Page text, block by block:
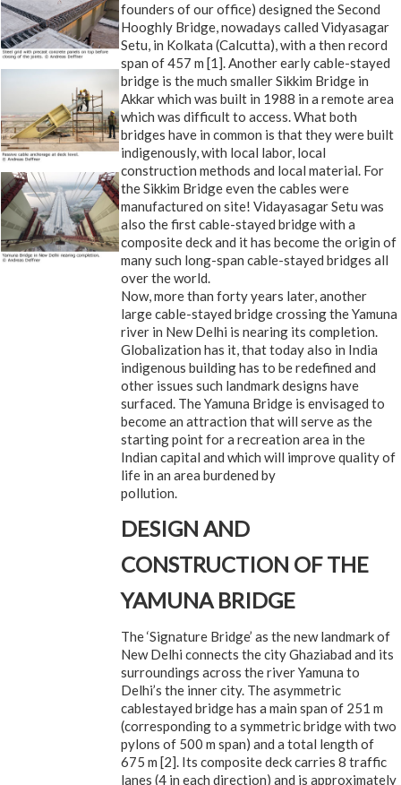
founders of our office) designed the Second
Hooghly Bridge, nowadays called Vidyasagar
Setu, in Kolkata (Calcutta), with a then record
span of 457 m [1]. Another early cable-stayed
bridge is the much smaller Sikkim Bridge in
Akkar which was built in 1988 in a remote area
which was difficult to access. What both
bridges have in common is that they were built
indigenously, with local labor, local
construction methods and local material. For
the Sikkim Bridge even the cables were
manufactured on site! Vidayasagar Setu was
also the first cable-stayed bridge with a
composite deck and it has become the origin of
many such long-span cable-stayed bridges all
over the world.
Now, more than forty years later, another
large cable-stayed bridge crossing the Yamuna
river in New Delhi is nearing its completion.
Globalization has it, that today also in India
indigenous building has to be redefined and
other issues such landmark designs have
surfaced. The Yamuna Bridge is envisaged to
become an attraction that will serve as the
starting point for a recreation area in the
Indian capital and which will improve quality of
life in an area burdened by
pollution.
DESIGN AND
CONSTRUCTION OF THE
YAMUNA BRIDGE
The ‘Signature Bridge’ as the new landmark of
New Delhi connects the city Ghaziabad and its
surroundings across the river Yamuna to
Delhi’s the inner city. The asymmetric
cablestayed bridge has a main span of 251 m
(corresponding to a symmetric bridge with two
pylons of 500 m span) and a total length of
675 m [2]. Its composite deck carries 8 traffic
lanes (4 in each direction) and is approximately